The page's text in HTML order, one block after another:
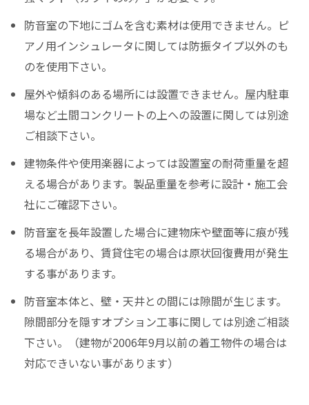
防音室の下地にゴムを含む素材は使用できません。ピ
アノ用インシュレータに関しては防振タイプ以外のも
のを使用下さい。
屋外や傾斜のある場所には設置できません。屋内駐車
場など土間コンクリートの上への設置に関しては別途
ご相談下さい。
建物条件や使用楽器によっては設置室の耐荷重量を超
える場合があります。製品重量を参考に設計・施工会
社にご確認下さい。
防音室を長年設置した場合に建物床や壁面等に痕が残
る場合があり、賃貸住宅の場合は原状回復費用が発生
する事があります。
防音室本体と、壁・天井との間には隙間が生じます。
隙間部分を隠すオプション工事に関しては別途ご相談
下さい。（建物が2006年9月以前の着工物件の場合は
対応できいない事があります）